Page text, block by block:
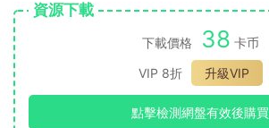
資源下載
下載價格 38 卡币
VIP 8折
升級VIP
點擊檢測網盤有效後購買